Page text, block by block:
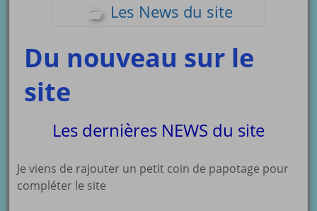
Les News du site
Du nouveau sur le
site
Les dernières NEWS du site
Je viens de rajouter un petit coin de papotage pour
compléter le site